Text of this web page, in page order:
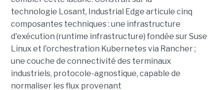
technologie Losant, Industrial Edge articule cinq
composantes techniques : une infrastructure
d'exécution (runtime infrastructure) fondée sur Suse
Linux et l'orchestration Kubernetes via Rancher ;
une couche de connectivité des terminaux
industriels, protocole-agnostique, capable de
normaliser les flux provenant